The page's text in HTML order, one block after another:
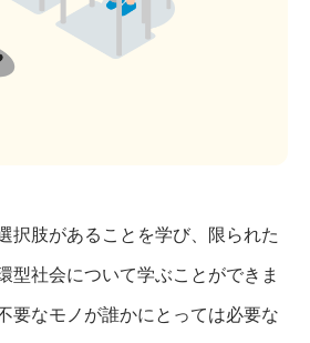
択肢があることを学び、限られた
型社会について学ぶことができま
要なモノが誰かにとっては必要な